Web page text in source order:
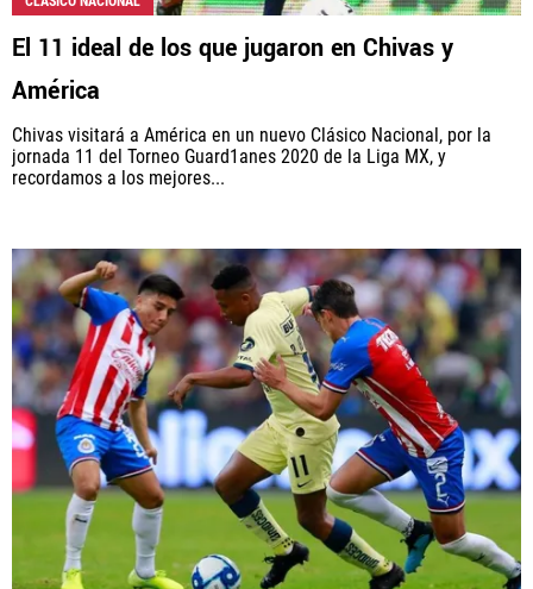
El 11 ideal de los que jugaron en Chivas y
América
Chivas visitará a América en un nuevo Clásico Nacional, por la
jornada 11 del Torneo Guard1anes 2020 de la Liga MX, y
recordamos a los mejores...